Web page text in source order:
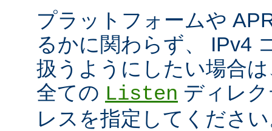
プラットフォームや
るかに関わらず、 IPv4
扱うようにしたい場合
全ての Listen ディレ
レスを指定してくださ